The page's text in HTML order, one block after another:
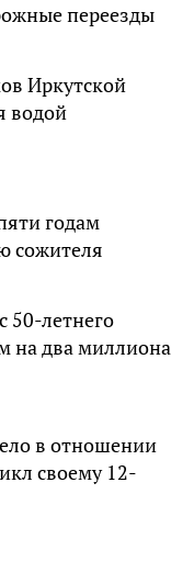
переезды
Иркутской
водой
годам
сожителя
50-летнего
на два миллиона
в отношении
своему 12-